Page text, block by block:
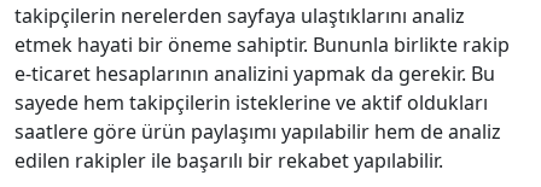
takipçilerin nerelerden sayfaya ulaştıklarını analiz
etmek hayati bir öneme sahiptir. Bununla birlikte rakip
e-ticaret hesaplarının analizini yapmak da gerekir. Bu
sayede hem takipçilerin isteklerine ve aktif oldukları
saatlere göre ürün paylaşımı yapılabilir hem de analiz
edilen rakipler ile başarılı bir rekabet yapılabilir.